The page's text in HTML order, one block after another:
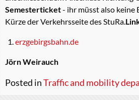
Semesterticket- ihr müsst also keine
Kürze der Verkehrsseite des StuRa.
erzgebirgsbahn.de
Jörn Weirauch
Posted inTraffic and mobility